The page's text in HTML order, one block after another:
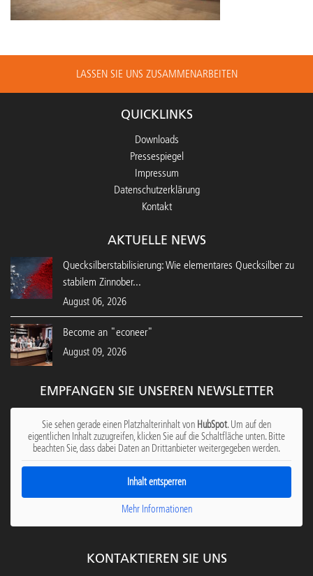
LASSEN SIE UNS ZUSAMMENARBEITEN
QUICKLINKS
Downloads
Pressespiegel
Impressum
Datenschutzerklärung
Kontakt
AKTUELLE NEWS
Quecksilberstabilisierung: Wie elementares Quecksilber zu
stabilem Zinnober...
August 06, 2026
Become an "econeer"
August 09, 2026
EMPFANGEN SIE UNSEREN NEWSLETTER
Sie sehen gerade einen Platzhalterinhalt von HubSpot. Um auf den
eigentlichen Inhalt zuzugreifen, klicken Sie auf die Schaltfläche unten. Bitte
beachten Sie, dass dabei Daten an Drittanbieter weitergegeben werden.
Inhalt entsperren
Mehr Informationen
KONTAKTIEREN SIE UNS